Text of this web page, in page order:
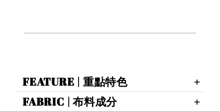
FEATURE | 重點特色
FABRIC | 布料成分